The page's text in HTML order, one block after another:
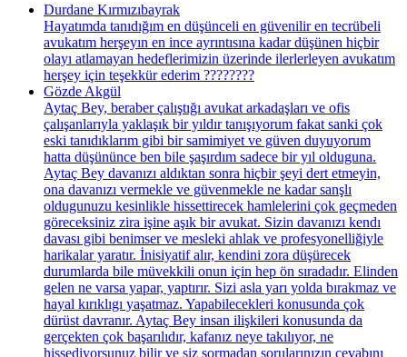
Durdane Kırmızıbayrak
Hayatımda tanıdığım en düşünceli en güvenilir en tecrübeli
avukatım herşeyın en ince ayrıntısına kadar düşünen hiçbir
olayı atlamayan hedeflerimizin üzerinde ilerlerleyen avukatım
herşey için teşekkür ederim ????????
Gözde Akgül
Aytaç Bey, beraber çalıştığı avukat arkadaşları ve ofis
çalışanlarıyla yaklaşık bir yıldır tanışıyorum fakat sanki çok
eski tanıdıklarım gibi bir samimiyet ve güven duyuyorum
hatta düşününce ben bile şaşırdım sadece bir yıl olduguna.
Aytaç Bey davanızı aldıktan sonra hiçbir şeyi dert etmeyin,
ona davanızı vermekle ve güvenmekle ne kadar sanşlı
oldugunuzu kesinlikle hissettirecek hamlelerini çok geçmeden
göreceksiniz zira işine aşık bir avukat. Sizin davanızı kendı
davası gibi benimser ve mesleki ahlak ve profesyonelliğiyle
harikalar yaratır. İnisiyatif alır, kendini zora düşürecek
durumlarda bile müvekkili onun için hep ön sıradadır. Elinden
gelen ne varsa yapar, yaptırır. Sizi asla yarı yolda bırakmaz ve
hayal kırıklıgı yaşatmaz. Yapabilecekleri konusunda çok
dürüst davranır. Aytaç Bey insan ilişkileri konusunda da
gerçekten çok başarılıdır, kafanız neye takılıyor, ne
hissediyorsunuz bilir ve siz sormadan sorularınızın cevabını